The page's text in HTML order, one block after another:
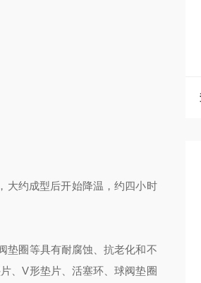
大约成型后开始降温，约四小时
垫圈等具有耐腐蚀、抗老化和不
、V形垫片、活塞环、球阀垫圈